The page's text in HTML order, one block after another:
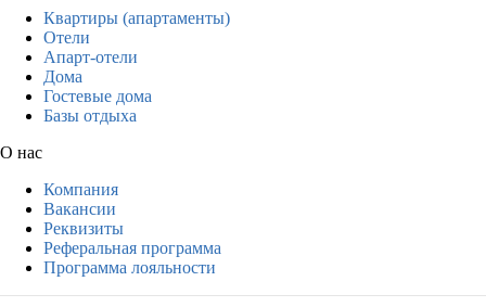
Квартиры (апартаменты)
Отели
Апарт-отели
Дома
Гостевые дома
Базы отдыха
О нас
Компания
Вакансии
Реквизиты
Реферальная программа
Программа лояльности